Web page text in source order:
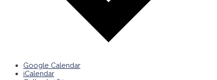
Google Calendar
iCalendar